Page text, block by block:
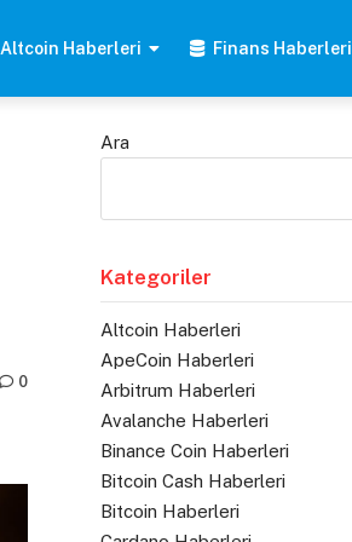
Altcoin Haberleri Finans Haberleri
0
Ara
Kategoriler
Altcoin Haberleri
ApeCoin Haberleri
Arbitrum Haberleri
Avalanche Haberleri
Binance Coin Haberleri
Bitcoin Cash Haberleri
Bitcoin Haberleri